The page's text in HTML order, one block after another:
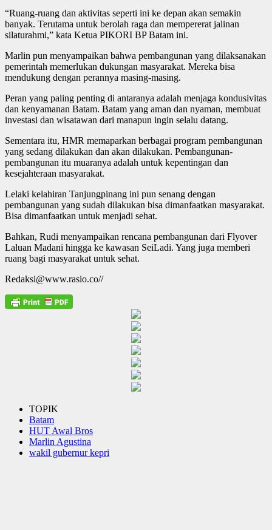
“Ruang-ruang dan aktivitas seperti ini ke depan akan semakin
banyak. Terutama untuk berolah raga dan mempererat jalinan
silaturahmi,” kata Ketua PIKORI BP Batam ini.
Marlin pun menyampaikan bahwa pembangunan yang dilaksanakan
pemerintah memerlukan dukungan masyarakat. Mereka bisa
mendukung dengan perannya masing-masing.
Peran yang paling penting di antaranya adalah menjaga kondusivitas
dan kenyamanan Batam. Batam yang aman dan nyaman, membuat
investasi dan wisatawan dari manapun ingin selalu datang.
Sementara itu, HMR memaparkan berbagai program pembangunan
yang sedang dilakukan dan akan dilakukan. Pembangunan-
pembangunan itu muaranya adalah untuk kepentingan dan
kesejahteraan masyarakat.
Lelaki kelahiran Tanjungpinang ini pun senang dengan
pembangunan yang sudah dilakukan bisa dimanfaatkan masyarakat.
Bisa dimanfaatkan untuk menjadi sehat.
Bahkan, Rudi menyampaikan rencana pembangunan dari Flyover
Laluan Madani hingga ke kawasan SeiLadi. Yang juga memberi
ruang bagi masyarakat untuk sehat.
Redaksi@www.rasio.co//
TOPIK
Batam
HUT Awal Bros
Marlin Agustina
wakil gubernur kepri